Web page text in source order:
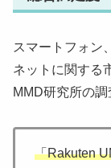
スマートフォン
ネットに関する
MMD研究所の調
「Rakuten